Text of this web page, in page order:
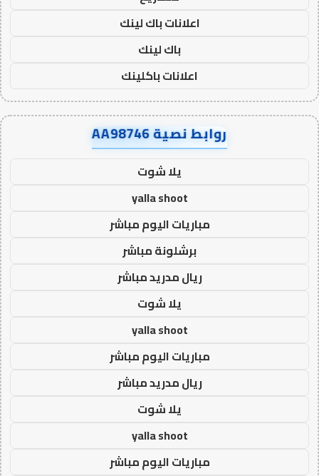
اعلانات باك لينك
باك لينك
اعلانات باكلينك
روابط نصية AA98746
يلا شوت
yalla shoot
مباريات اليوم مباشر
برشلونة مباشر
ريال مدريد مباشر
يلا شوت
yalla shoot
مباريات اليوم مباشر
ريال مدريد مباشر
يلا شوت
yalla shoot
مباريات اليوم مباشر